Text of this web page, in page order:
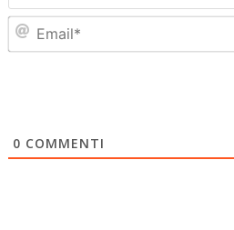
0 COMMENTI